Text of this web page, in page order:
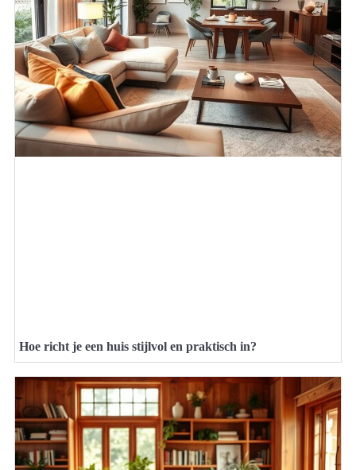
Hoe richt je een huis stijlvol en praktisch in?